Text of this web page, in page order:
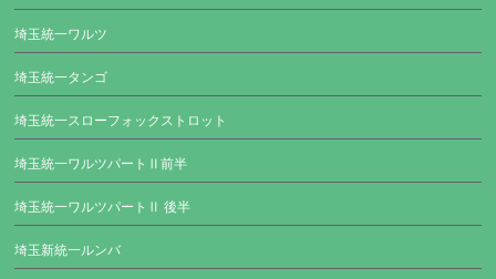
埼玉統一ワルツ
埼玉統一タンゴ
埼玉統一スローフォックストロット
埼玉統一ワルツパートⅡ前半
埼玉統一ワルツパートⅡ 後半
埼玉新統一ルンバ